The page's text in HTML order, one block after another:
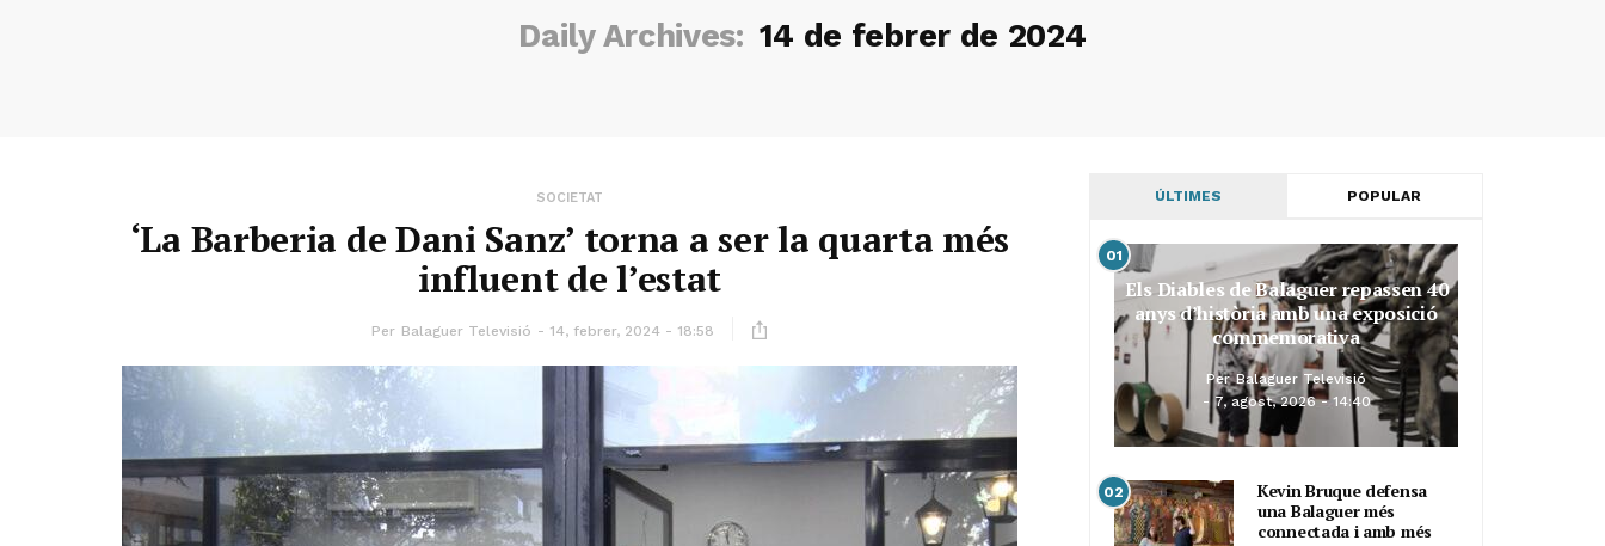
Daily Archives: 14 de febrer de 2024
SOCIETAT
‘La Barberia de Dani Sanz’ torna a ser la quarta més
influent de l’estat
Per Balaguer Televisió 14, febrer, 2024 - 18:58
ÚLTIMES POPULAR
01
Els Diables de Balaguer repassen 40
anys d’història amb una exposició
commemorativa
Per Balaguer Televisió
7, agost, 2026 - 14:40
02
Kevin Bruque defensa
una Balaguer més
connectada i amb més